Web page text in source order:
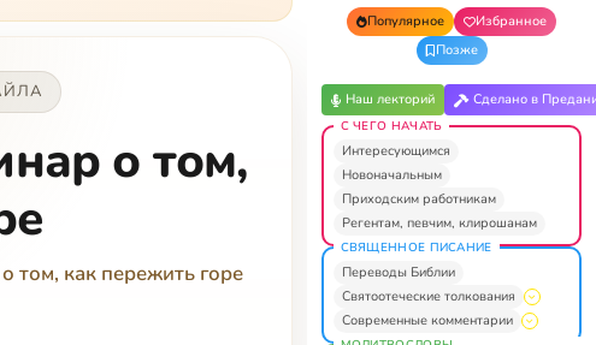
о том,
том, как пережить горе
Популярное
Избранное
Позже
Наш лекторий Сделано в
С ЧЕГО НАЧАТЬ
Интересующимся
Новоначальным
Приходским работникам
Регентам, певчим, клирошанам
СВЯЩЕННОЕ ПИСАНИЕ
Переводы Библии
Святоотеческие толкования
Современные комментарии